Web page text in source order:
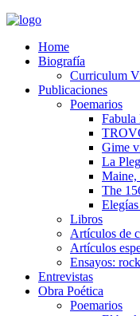
Home
Biografía
Curriculum
Publicaciones
Poemarios
Fabula
Gime
La
Maine,
The
Libros
Artículos de
Artículos
Ensayos:
Entrevistas
Obra Poética
Poemarios